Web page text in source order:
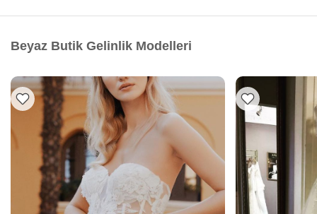
Beyaz Butik Gelinlik Modelleri